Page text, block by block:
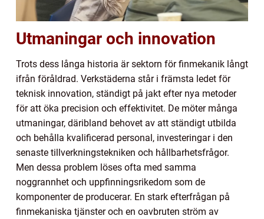
Utmaningar och innovation
Trots dess långa historia är sektorn för finmekanik långt
ifrån föråldrad. Verkstäderna står i främsta ledet för
teknisk innovation, ständigt på jakt efter nya metoder
för att öka precision och effektivitet. De möter många
utmaningar, däribland behovet av att ständigt utbilda
och behålla kvalificerad personal, investeringar i den
senaste tillverkningstekniken och hållbarhetsfrågor.
Men dessa problem löses ofta med samma
noggrannhet och uppfinningsrikedom som de
komponenter de producerar. En stark efterfrågan på
finmekaniska tjänster och en oavbruten ström av